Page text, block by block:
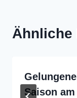
Ähnliche
Saison